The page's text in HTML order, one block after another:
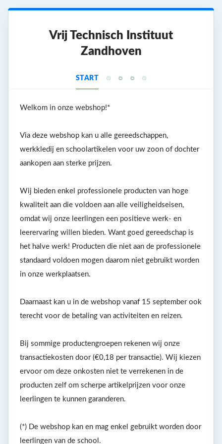
Vrij Technisch Instituut
Zandhoven
START CATALOOG
BESTELOVERZICHT
BETALING
BEVESTIGING
Welkom in onze webshop!*
Via deze webshop kan u alle gereedschappen,
werkkledij en schoolartikelen voor uw zoon of dochter
aankopen aan sterke prijzen.
Wij bieden enkel professionele producten van hoge
kwaliteit aan die voldoen aan alle veiligheidseisen,
omdat wij onze leerlingen een positieve werk- en
leerervaring willen bieden. Want goed gereedschap is
het halve werk! Producten die niet aan de professionele
standaard voldoen mogen daarom niet gebruikt worden
in onze werkplaatsen.
Daarnaast kan u in de webshop vanaf 15 september ook
terecht voor de betaling van activiteiten en reizen.
Bij sommige productengroepen rekenen wij onze
transactiekosten door (€0,18 per transactie). Wij kiezen
ervoor om deze onkosten niet te verrekenen in de
producten zelf om scherpe artikelprijzen voor onze
leerlingen te kunnen garanderen.
(*) De webshop kan en mag enkel gebruikt worden door
leerlingen van de school.